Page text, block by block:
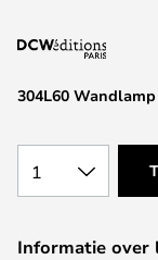
van
afbeeldingen-
304L60
1
Informatie over